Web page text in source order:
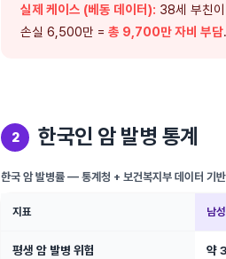
실제 케이스 (베동 데이터): 38세 부친
손실 6,500만 = 총 9,700만 자비 부담
2 한국인 암 발병 통계
한국 암 발병률 — 통계청 + 보건복지부 데이터 기반
지표 남성
평생 암 발병 위험 약